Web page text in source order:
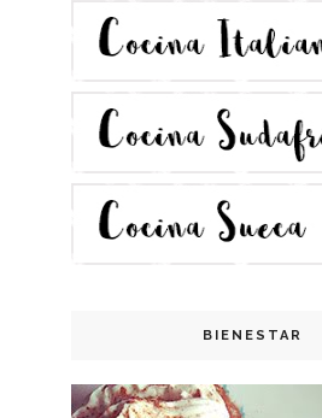
BIENESTAR